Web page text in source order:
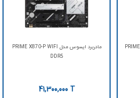
مادربرد ایسوس مدل PRIME X870-P WIFI
DDR5
41,300,000T